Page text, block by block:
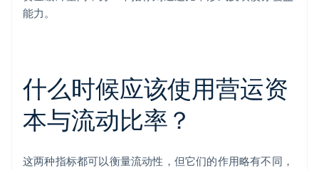
能力。
什么时候应该使用营运资
本与流动比率？
这两种指标都可以衡量流动性，但它们的作用略有不同，